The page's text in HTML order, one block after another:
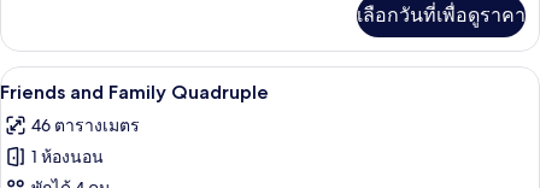
เกี่ยว
กับ
Deluxe
เลือกวันที่เพื่อดูราคา
เปิด
ภาพถ่าย
ทั้งหมด
Friends and Family Quadruple | ตู้นิ
4
Friends and Family Quadruple
46 ตารางเมตร
1 ห้องนอน